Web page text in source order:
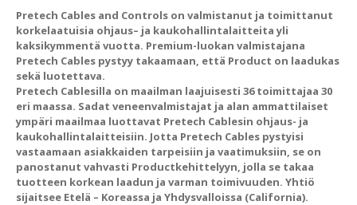
Pretech Cables and Controls on valmistanut ja toimittanut
korkelaatuisia ohjaus– ja kaukohallintalaitteita yli
kaksikymmentä vuotta. Premium-luokan valmistajana
Pretech Cables pystyy takaamaan, että Product on laadukas
sekä luotettava.
Pretech Cablesilla on maailman laajuisesti 36 toimittajaa 30
eri maassa. Sadat veneenvalmistajat ja alan ammattilaiset
ympäri maailmaa luottavat Pretech Cablesin ohjaus- ja
kaukohallintalaitteisiin. Jotta Pretech Cables pystyisi
vastaamaan asiakkaiden tarpeisiin ja vaatimuksiin, se on
panostanut vahvasti Productkehittelyyn, jolla se takaa
tuotteen korkean laadun ja varman toimivuuden. Yhtiö
sijaitsee Etelä – Koreassa ja Yhdysvalloissa (California).